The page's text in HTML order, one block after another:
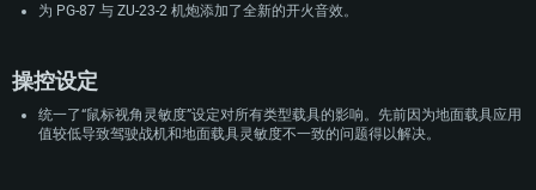
为 PG-87 与 ZU-23-2 机炮添加了全新的开火音效。
操控设定
统一了“鼠标视角灵敏度”设定对所有类型载具的影响。先前因为地面载具应用
值较低导致驾驶战机和地面载具灵敏度不一致的问题得以解决。